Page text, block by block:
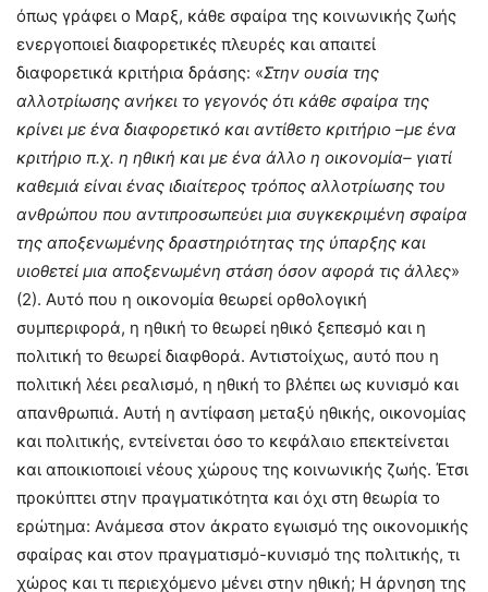
όπως γράφει ο Μαρξ, κάθε σφαίρα της κοινωνικής ζωής
ενεργοποιεί διαφορετικές πλευρές και απαιτεί
διαφορετικά κριτήρια δράσης: «Στην ουσία της
αλλοτρίωσης ανήκει το γεγονός ότι κάθε σφαίρα της
κρίνει με ένα διαφορετικό και αντίθετο κριτήριο –με ένα
κριτήριο π.χ. η ηθική και με ένα άλλο η οικονομία– γιατί
καθεμιά είναι ένας ιδιαίτερος τρόπος αλλοτρίωσης του
ανθρώπου που αντιπροσωπεύει μια συγκεκριμένη σφαίρα
της αποξενωμένης δραστηριότητας της ύπαρξης και
υιοθετεί μια αποξενωμένη στάση όσον αφορά τις άλλες»
(2). Αυτό που η οικονομία θεωρεί ορθολογική
συμπεριφορά, η ηθική το θεωρεί ηθικό ξεπεσμό και η
πολιτική το θεωρεί διαφθορά. Αντιστοίχως, αυτό που η
πολιτική λέει ρεαλισμό, η ηθική το βλέπει ως κυνισμό και
απανθρωπιά. Αυτή η αντίφαση μεταξύ ηθικής, οικονομίας
και πολιτικής, εντείνεται όσο το κεφάλαιο επεκτείνεται
και αποικιοποιεί νέους χώρους της κοινωνικής ζωής. Έτσι
προκύπτει στην πραγματικότητα και όχι στη θεωρία το
ερώτημα: Ανάμεσα στον άκρατο εγωισμό της οικονομικής
σφαίρας και στον πραγματισμό-κυνισμό της πολιτικής, τι
χώρος και τι περιεχόμενο μένει στην ηθική; Η άρνηση της